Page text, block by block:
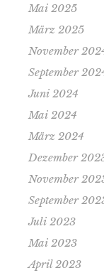
Mai 2025
März 2025
November
September
Juni 2024
Mai 2024
März 2024
Dezember
November
September
Juli 2023
Mai 2023
April 2023